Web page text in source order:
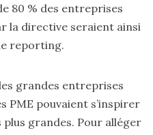
80 % des entreprises
la directive seraient ainsi
reporting.
grandes entreprises
PME pouvaient s’inspirer
grandes. Pour alléger